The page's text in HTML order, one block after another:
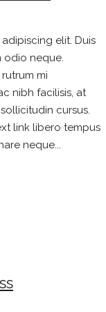
elit. Duis
odio neque.
mi
nibh facilisis, at
cursus.
link libero tempus
neque...